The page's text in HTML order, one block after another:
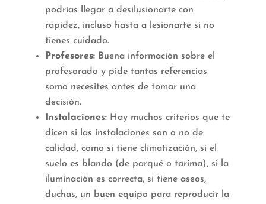
podrías llegar a desilusionarte con
rapidez, incluso hasta a lesionarte si no
tienes cuidado.
Profesores: Buena información sobre el
profesorado y pide tantas referencias
somo necesites antes de tomar una
decisión.
Instalaciones: Hay muchos criterios que te
dicen si las instalaciones son o no de
calidad, como si tiene climatización, si el
suelo es blando (de parqué o tarima), si la
iluminación es correcta, si tiene aseos,
duchas, un buen equipo para reproducir la